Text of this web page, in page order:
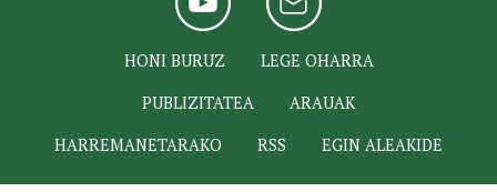
HONI BURUZ
LEGE OHARRA
PUBLIZITATEA
ARAUAK
HARREMANETARAKO
RSS EGIN ALEAKIDE